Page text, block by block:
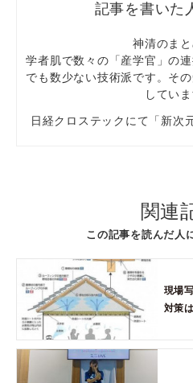
神清のまと
学者肌で数々の「産学官」の
でも数少ない技術派です。そ
していま
日経クロステックにて「新次
関連
この記事を読んだ人
現場
対策